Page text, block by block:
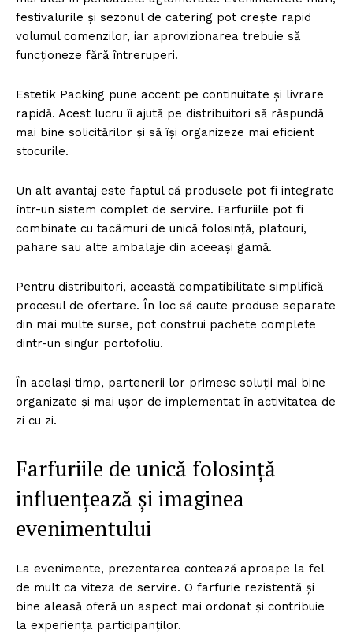
festivalurile și sezonul de catering pot crește rapid
volumul comenzilor, iar aprovizionarea trebuie să
funcționeze fără întreruperi.
Estetik Packing pune accent pe continuitate și livrare
rapidă. Acest lucru îi ajută pe distribuitori să răspundă
mai bine solicitărilor și să își organizeze mai eficient
stocurile.
Un alt avantaj este faptul că produsele pot fi integrate
într-un sistem complet de servire. Farfuriile pot fi
combinate cu tacâmuri de unică folosință, platouri,
pahare sau alte ambalaje din aceeași gamă.
Pentru distribuitori, această compatibilitate simplifică
procesul de ofertare. În loc să caute produse separate
din mai multe surse, pot construi pachete complete
dintr-un singur portofoliu.
În același timp, partenerii lor primesc soluții mai bine
organizate și mai ușor de implementat în activitatea de
zi cu zi.
Farfuriile de unică folosință
influențează și imaginea
evenimentului
La evenimente, prezentarea contează aproape la fel
de mult ca viteza de servire. O farfurie rezistentă și
bine aleasă oferă un aspect mai ordonat și contribuie
la experiența participanților.